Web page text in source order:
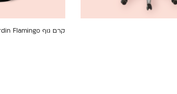
קרם גוף Jardin Flamingo